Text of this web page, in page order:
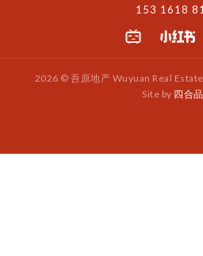
153 1618
2026 © 吾原地产 Wuyuan Real
Site by 四合